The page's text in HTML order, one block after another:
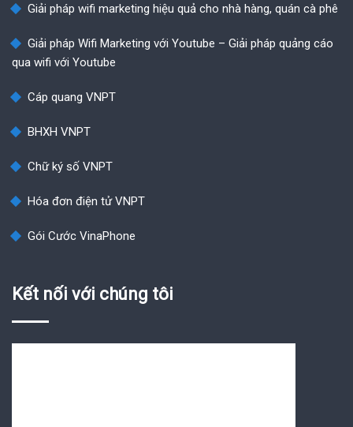
Giải pháp wifi marketing hiệu quả cho nhà hàng, quán cà phê
Giải pháp Wifi Marketing với Youtube – Giải pháp quảng cáo
qua wifi với Youtube
Cáp quang VNPT
BHXH VNPT
Chữ ký số VNPT
Hóa đơn điện tử VNPT
Gói Cước VinaPhone
Kết nối với chúng tôi